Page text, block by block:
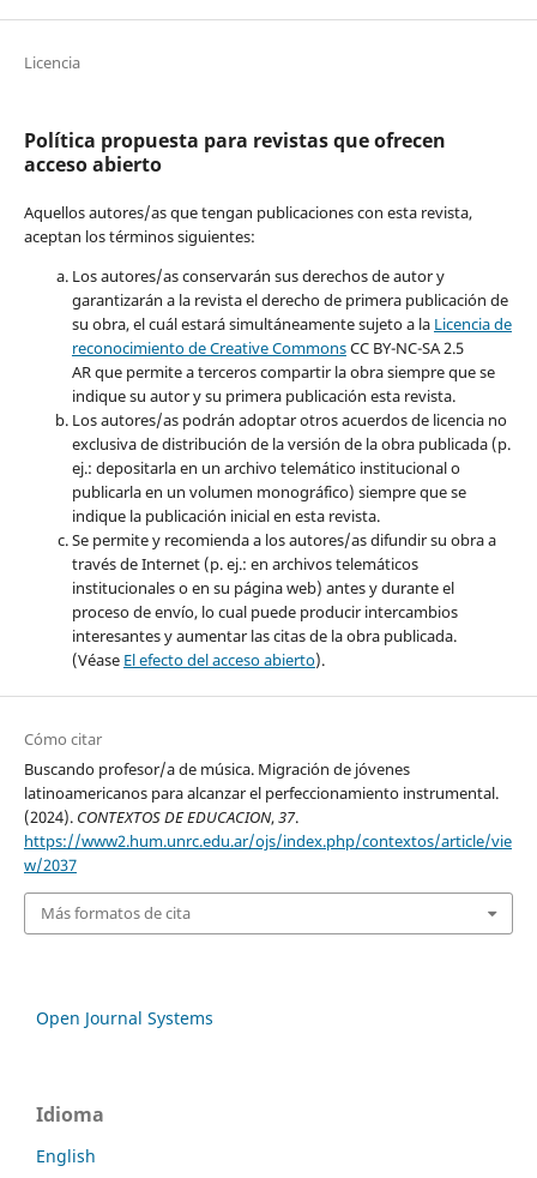
Licencia
Política propuesta para revistas que ofrecen
acceso abierto
Aquellos autores/as que tengan publicaciones con esta revista,
aceptan los términos siguientes:
Los autores/as conservarán sus derechos de autor y
garantizarán a la revista el derecho de primera publicación de
su obra, el cuál estará simultáneamente sujeto a la Licencia de
reconocimiento de Creative CommonsCC BY-NC-SA 2.5
AR que permite a terceros compartir la obra siempre que se
indique su autor y su primera publicación esta revista.
Los autores/as podrán adoptar otros acuerdos de licencia no
exclusiva de distribución de la versión de la obra publicada (p.
ej.: depositarla en un archivo telemático institucional o
publicarla en un volumen monográfico) siempre que se
indique la publicación inicial en esta revista.
Se permite y recomienda a los autores/as difundir su obra a
través de Internet (p. ej.: en archivos telemáticos
institucionales o en su página web) antes y durante el
proceso de envío, lo cual puede producir intercambios
interesantes y aumentar las citas de la obra publicada.
(Véase El efecto del acceso abierto).
Cómo citar
Buscando profesor/a de música. Migración de jóvenes
latinoamericanos para alcanzar el perfeccionamiento instrumental.
(2024). CONTEXTOS DE EDUCACION,37.
https://www2.hum.unrc.edu.ar/ojs/index.php/contextos/article/vie
w/2037
Más formatos de cita
Open Journal Systems
Idioma
English